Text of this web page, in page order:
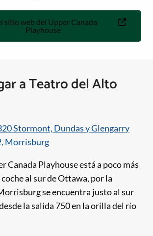
sitio web del Upper Canada
Playhouse
a Teatro del Alto
Stormont, Dundas y Glengarry
Morrisburg
Canada Playhouse está a poco más
al sur de Ottawa, por la
se encuentra justo al sur
la salida 750 en la orilla del río